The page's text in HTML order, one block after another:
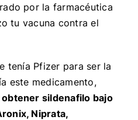
por la farmacéutica
tu vacuna contra el
tenía Pfizer para ser la
este medicamento,
sildenafilo bajo
Niprata,